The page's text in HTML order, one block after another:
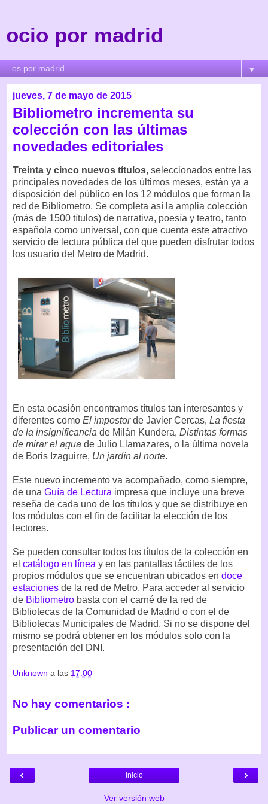
ocio por madrid
▼
jueves, 7 de mayo de 2015
Bibliometro incrementa su
colección con las últimas
novedades editoriales
Treinta y cinco nuevos títulos, seleccionados entre las
principales novedades de los últimos meses, están ya a
disposición del público en los 12 módulos que forman la
red de Bibliometro. Se completa así la amplia colección
(más de 1500 títulos) de narrativa, poesía y teatro, tanto
española como universal, con que cuenta este atractivo
servicio de lectura pública del que pueden disfrutar todos
los usuario del Metro de Madrid.
En esta ocasión encontramos títulos tan interesantes y
diferentes como El impostorde Javier Cercas, La fiesta
de la insignificancia de Milán Kundera, Distintas formas
de mirar el agua de Julio Llamazares, o la última novela
de Boris Izaguirre, Un jardín al norte.
Este nuevo incremento va acompañado, como siempre,
de una Guía de Lectura impresa que incluye una breve
reseña de cada uno de los títulos y que se distribuye en
los módulos con el fin de facilitar la elección de los
lectores.
Se pueden consultar todos los títulos de la colección en
el catálogo en línea y en las pantallas táctiles de los
propios módulos que se encuentran ubicados en doce
estaciones de la red de Metro. Para acceder al servicio
de Bibliometro basta con el carné de la red de
Bibliotecas de la Comunidad de Madrid o con el de
Bibliotecas Municipales de Madrid. Si no se dispone del
mismo se podrá obtener en los módulos solo con la
presentación del DNI.
Unknown a las 17:00
No hay comentarios :
Publicar un comentario
‹ ›
Inicio
Ver versión web